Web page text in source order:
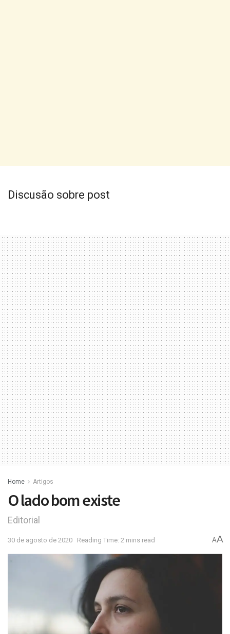
Discusão sobre post
Home Artigos
O lado bom existe
Editorial
30 de agosto de 2020 Reading Time: 2 mins read AA